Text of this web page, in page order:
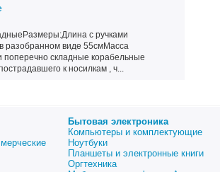
с ручками
разобранном виде 55смМасса
поперечно складные корабельные
к носилкам , ч...
Бытовая электроника
Компьютеры и комплектующие
Ноутбуки
Планшеты и электронные книги
Оргтехника